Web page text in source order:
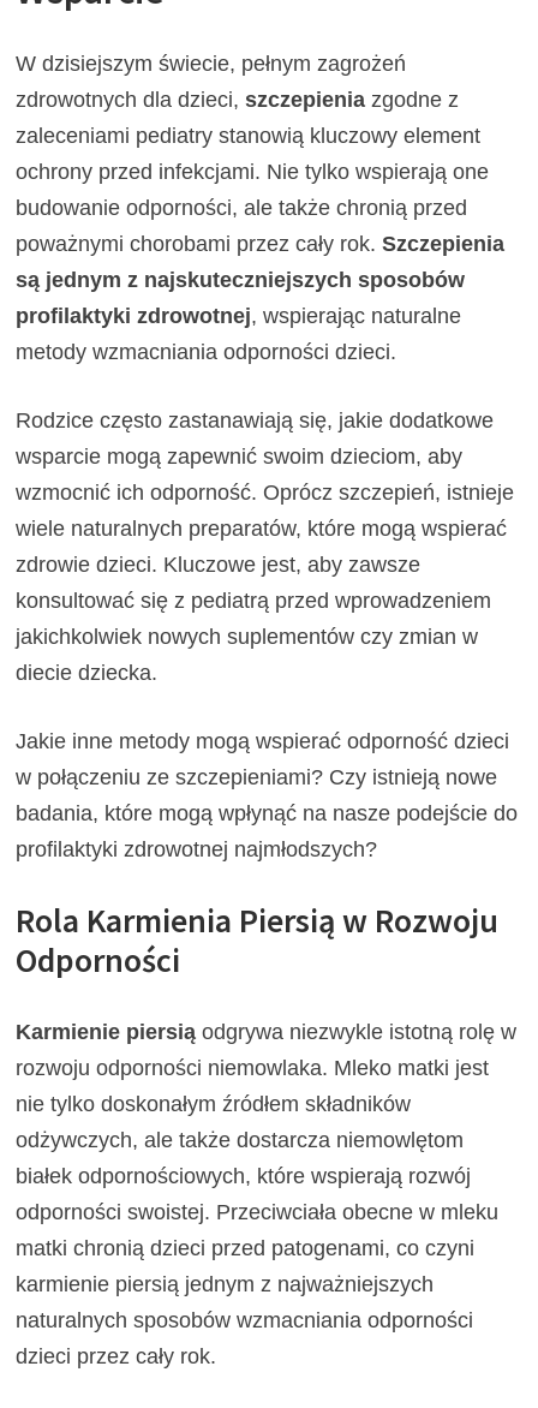
W dzisiejszym świecie, pełnym zagrożeń
zdrowotnych dla dzieci,szczepienia zgodne z
zaleceniami pediatry stanowią kluczowy element
ochrony przed infekcjami. Nie tylko wspierają one
budowanie odporności, ale także chronią przed
poważnymi chorobami przez cały rok.Szczepienia
są jednym z najskuteczniejszych sposobów
profilaktyki zdrowotnej, wspierając naturalne
metody wzmacniania odporności dzieci.
Rodzice często zastanawiają się, jakie dodatkowe
wsparcie mogą zapewnić swoim dzieciom, aby
wzmocnić ich odporność. Oprócz szczepień, istnieje
wiele naturalnych preparatów, które mogą wspierać
zdrowie dzieci. Kluczowe jest, aby zawsze
konsultować się z pediatrą przed wprowadzeniem
jakichkolwiek nowych suplementów czy zmian w
diecie dziecka.
Jakie inne metody mogą wspierać odporność dzieci
w połączeniu ze szczepieniami? Czy istnieją nowe
badania, które mogą wpłynąć na nasze podejście do
profilaktyki zdrowotnej najmłodszych?
Rola Karmienia Piersią w Rozwoju
Odporności
Karmienie piersią odgrywa niezwykle istotną rolę w
rozwoju odporności niemowlaka. Mleko matki jest
nie tylko doskonałym źródłem składników
odżywczych, ale także dostarcza niemowlętom
białek odpornościowych, które wspierają rozwój
odporności swoistej. Przeciwciała obecne w mleku
matki chronią dzieci przed patogenami, co czyni
karmienie piersią jednym z najważniejszych
naturalnych sposobów wzmacniania odporności
dzieci przez cały rok.